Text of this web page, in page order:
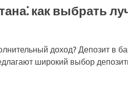
как выбрать
доход? Депозит в
широкий выбор